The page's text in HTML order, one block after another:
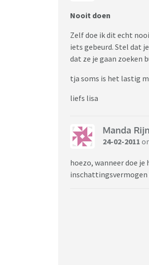
Nooit doen
Zelf doe ik dit echt
iets gebeurd. Stel dat
dat ze je gaan zoeken
tja soms is het lastig
liefs lisa
Manda Rijn
24-02-2011
hoezo, wanneer doe
inschattingsvermogen